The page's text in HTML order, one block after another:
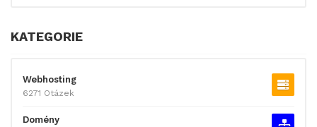
KATEGORIE
Webhosting
6271 Otázek
Domény